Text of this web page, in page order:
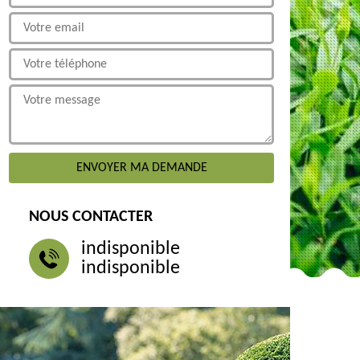
NOUS CONTACTER
indisponible
indisponible